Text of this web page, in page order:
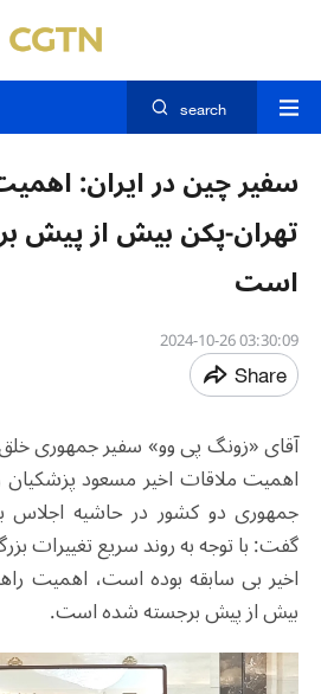
search
سفیر چین در ایران:
تهران-پکن بیش از پیش
است
03:30:09 2024-10-26
Share
آقای «زونگ پی وو» سفیر جمهوری خلق
اهمیت ملاقات اخیر مسعود
جمهوری دو کشور در حاشیه اجلاس
گفت: با توجه به روند سریع تغییرات
اخیر بی سابقه بوده است، اهمیت
بیش از پیش برجسته شده است.